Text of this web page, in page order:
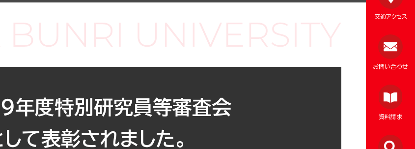
交通アクセス
お問い合わせ
資料請求
年度特別研究員等審査会
て表彰されました。